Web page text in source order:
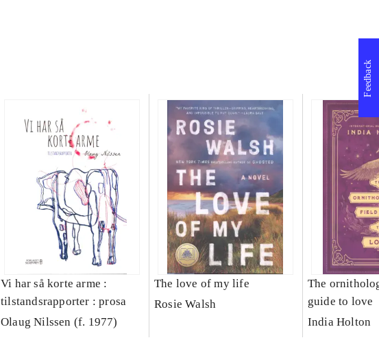
Vi har så korte arme :
tilstandsrapporter : prosa
Olaug Nilssen (f. 1977)
The love of my life
Rosie Walsh
The
guide to love
India Holton
Feedback